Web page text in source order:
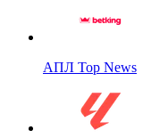
АПЛ Top News